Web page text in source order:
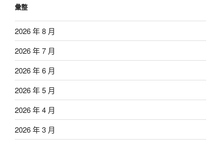
彙整
2026 年 8 月
2026 年 7 月
2026 年 6 月
2026 年 5 月
2026 年 4 月
2026 年 3 月